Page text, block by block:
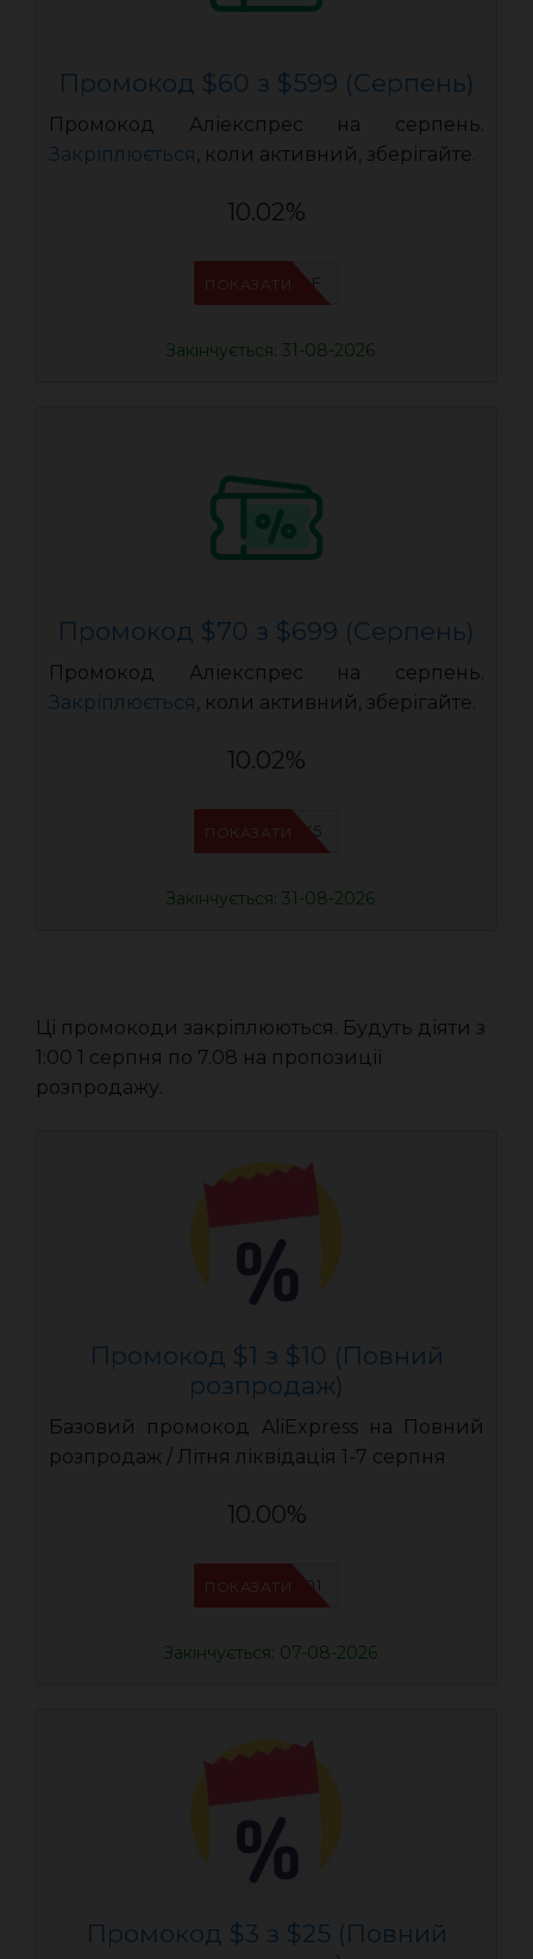
Промокод $60 з $599 (Серпень)
Промокод Аліекспрес на серпень.
Закріплюється, коли активний, зберігайте.
10.02%
IFPVSDOF
ПОКАЗАТИ
Закінчується: 31-08-2026
Промокод $70 з $699 (Серпень)
Промокод Аліекспрес на серпень.
Закріплюється, коли активний, зберігайте.
10.02%
IFPJJWK5
ПОКАЗАТИ
Закінчується: 31-08-2026
Ці промокоди закріплюються. Будуть діяти з
1:00 1 серпня по 7.08 на пропозиції
розпродажу.
Промокод $1 з $10 (Повний
розпродаж)
Базовий промокод AliExpress на Повний
розпродаж / Літня ліквідація 1-7 серпня
10.00%
UASC01
ПОКАЗАТИ
Закінчується: 07-08-2026
Промокод $3 з $25 (Повний